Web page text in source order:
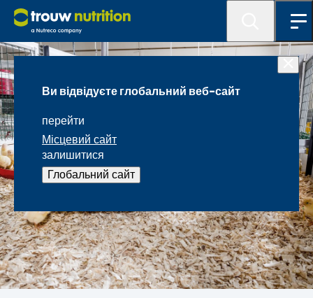
Ви відвідуєте глобальний веб-сайт
перейти
Місцевий сайт
залишитися
Глобальний сайт